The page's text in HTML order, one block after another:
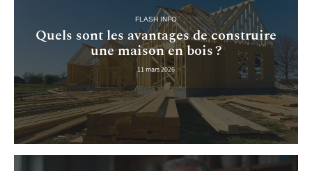
FLASH INFO
Quels sont les avantages de construire
une maison en bois ?
11 mars 2026